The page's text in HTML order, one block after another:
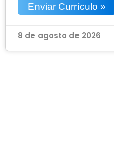
Enviar Currículo »
8 de agosto de 2026